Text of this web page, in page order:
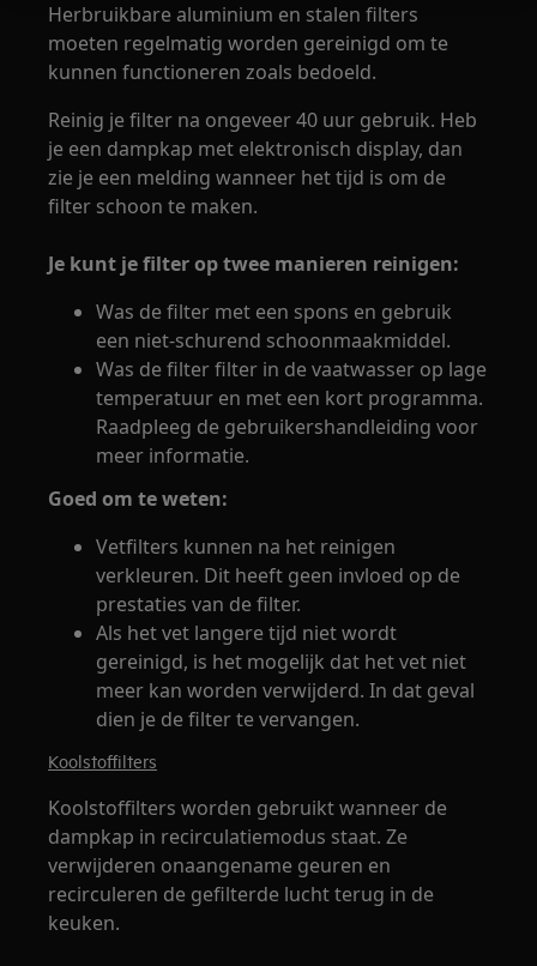
Herbruikbare aluminium en stalen filters
moeten regelmatig worden gereinigd om te
kunnen functioneren zoals bedoeld.
Reinig je filter na ongeveer 40 uur gebruik. Heb
je een dampkap met elektronisch display, dan
zie je een melding wanneer het tijd is om de
filter schoon te maken.
Je kunt je filter op twee manieren reinigen:
Was de filter met een spons en gebruik
een niet-schurend schoonmaakmiddel.
Was de filter filter in de vaatwasser op lage
temperatuur en met een kort programma.
Raadpleeg de gebruikershandleiding voor
meer informatie.
Goed om te weten:
Vetfilters kunnen na het reinigen
verkleuren. Dit heeft geen invloed op de
prestaties van de filter.
Als het vet langere tijd niet wordt
gereinigd, is het mogelijk dat het vet niet
meer kan worden verwijderd. In dat geval
dien je de filter te vervangen.
Koolstoffilters
Koolstoffilters worden gebruikt wanneer de
dampkap in recirculatiemodus staat. Ze
verwijderen onaangename geuren en
recirculeren de gefilterde lucht terug in de
keuken.